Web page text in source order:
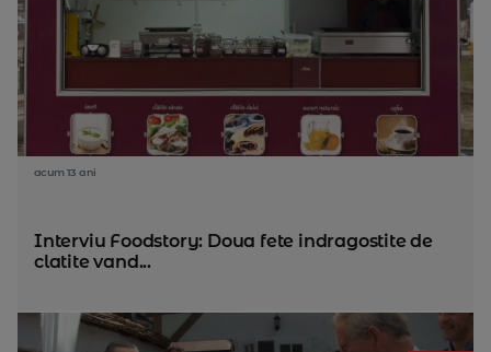
acum 13 ani
Interviu Foodstory: Doua fete indragostite de
clatite vand...